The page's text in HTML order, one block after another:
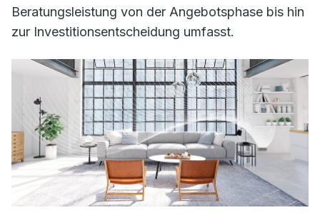
Beratungsleistung von der Angebotsphase bis hin
zur Investitionsentscheidung umfasst.